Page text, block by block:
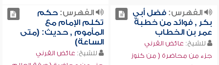
الفهرس:فضل أبي
بكر , فوائد من خطبة
عمر بن الخطاب
للشيخ: عائض القرني
جزء من محاضرة ( من كنوز
الفهرس:حكم
تكلم الإمام مع
المأموم , حديث: (متى
الساعة)
للشيخ: عائض القرني